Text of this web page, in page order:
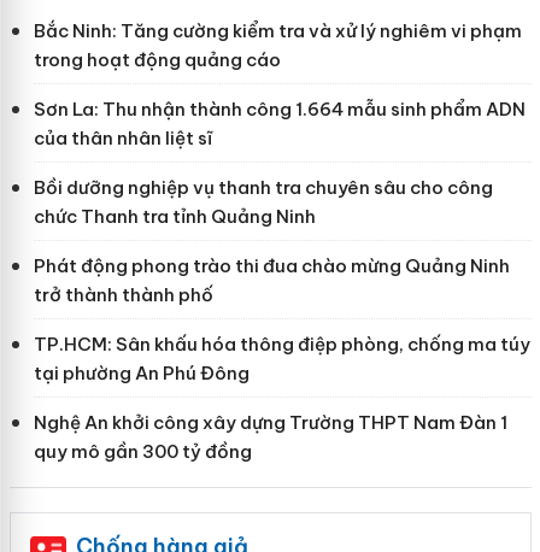
Bắc Ninh: Tăng cường kiểm tra và xử lý nghiêm vi phạm
trong hoạt động quảng cáo
Sơn La: Thu nhận thành công 1.664 mẫu sinh phẩm ADN
của thân nhân liệt sĩ
Bồi dưỡng nghiệp vụ thanh tra chuyên sâu cho công
chức Thanh tra tỉnh Quảng Ninh
Phát động phong trào thi đua chào mừng Quảng Ninh
trở thành thành phố
TP.HCM: Sân khấu hóa thông điệp phòng, chống ma túy
tại phường An Phú Đông
Nghệ An khởi công xây dựng Trường THPT Nam Đàn 1
quy mô gần 300 tỷ đồng